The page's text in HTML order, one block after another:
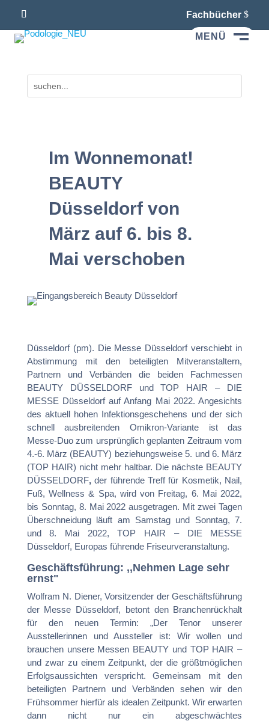
Fachbücher
MENÜ
Im Wonnemonat!
BEAUTY
Düsseldorf von
März auf 6. bis 8.
Mai verschoben
Düsseldorf (pm). Die Messe Düsseldorf verschiebt in
Abstimmung mit den beteiligten Mitveranstaltern,
Partnern und Verbänden die beiden Fachmessen
BEAUTY DÜSSELDORF und TOP HAIR – DIE
MESSE Düsseldorf auf Anfang Mai 2022. Angesichts
des aktuell hohen Infektionsgeschehens und der sich
schnell ausbreitenden Omikron-Variante ist das
Messe-Duo zum ursprünglich geplanten Zeitraum vom
4.-6. März (BEAUTY) beziehungsweise 5. und 6. März
(TOP HAIR) nicht mehr haltbar. Die nächste BEAUTY
DÜSSELDORF,der führende Treff für Kosmetik, Nail,
Fuß, Wellness & Spa, wird von Freitag, 6. Mai 2022,
bis Sonntag, 8. Mai 2022 ausgetragen. Mit zwei Tagen
Überschneidung läuft am Samstag und Sonntag, 7.
und 8. Mai 2022, TOP HAIR – DIE MESSE
Düsseldorf, Europas führende Friseurveranstaltung.
Geschäftsführung: ,,Nehmen Lage sehr
ernst"
Wolfram N. Diener, Vorsitzender der Geschäftsführung
der Messe Düsseldorf, betont den Branchenrückhalt
für den neuen Termin: „Der Tenor unserer
Ausstellerinnen und Aussteller ist: Wir wollen und
brauchen unsere Messen BEAUTY und TOP HAIR –
und zwar zu einem Zeitpunkt, der die größtmöglichen
Erfolgsaussichten verspricht. Gemeinsam mit den
beteiligten Partnern und Verbänden sehen wir den
Frühsommer hierfür als idealen Zeitpunkt. Wir erwarten
dann nicht nur ein abgeschwächtes